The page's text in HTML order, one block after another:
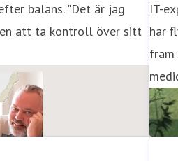
balans. "Det är jag
att ta kontroll över sitt
IT-
har
fram